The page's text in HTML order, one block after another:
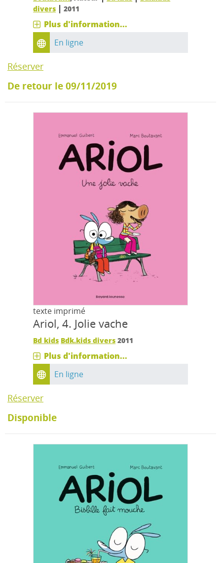
divers |2011
Plus d'information...
En ligne
Réserver
De retour le 09/11/2019
texte imprimé
Ariol, 4. Jolie vache
Bd kids Bdk.kids divers 2011
Plus d'information...
En ligne
Réserver
Disponible